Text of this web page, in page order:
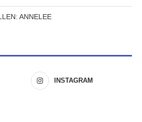
ANNELEE
INSTAGRAM